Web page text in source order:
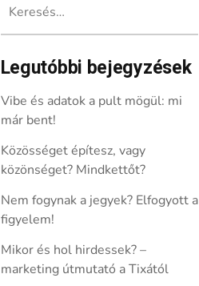
Legutóbbi bejegyzések
Vibe és adatok a pult mögül: mi
már bent!
Közösséget építesz, vagy
közönséget? Mindkettőt?
Nem fogynak a jegyek? Elfogyott a
figyelem!
Mikor és hol hirdessek? –
marketing útmutató a Tixától